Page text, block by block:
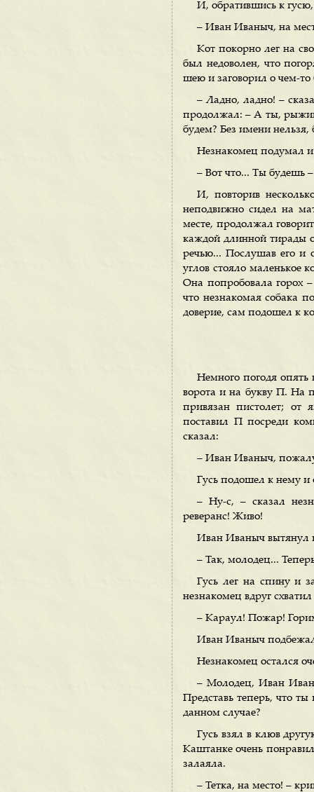
И, обратившись к
– Иван Иваныч, на
Кот покорно лег на
был недоволен, что
шею и заговорил о чем-то
– Ладно, ладно! –
продолжал: – А ты,
будем? Без имени нельзя,
Незнакомец подумал и
– Вот что... Ты будешь
И, повторив
неподвижно сидел на
месте, продолжал
каждой длинной тирады
речью... Послушав его и
углов стояло маленькое
Она попробовала горох –
что незнакомая собака
доверие, сам подошел к
Немного погодя
ворота и на букву П. На
привязан пистолет; от
поставил П посреди
сказал:
– Иван Иваныч,
Гусь подошел к нему и
– Ну-с, – сказал
реверанс! Живо!
Иван Иваныч вытянул
– Так, молодец...
Гусь лег на спину и
незнакомец вдруг
– Караул! Пожар!
Иван Иваныч подбежал
Незнакомец остался
– Молодец, Иван
Представь теперь, что
данном случае?
Гусь взял в клюв
Каштанке очень
залаяла.
– Тетка, на место! –